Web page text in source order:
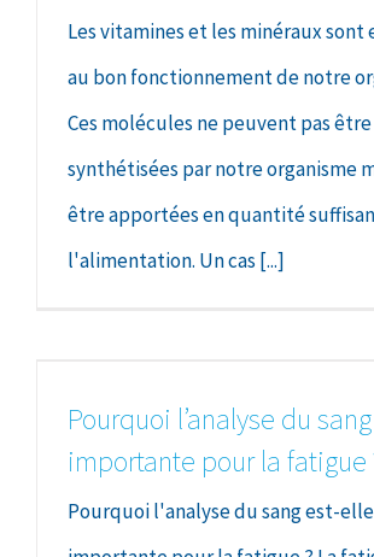
Les vitamines et les minéraux sont
au bon fonctionnement de notre
Ces molécules ne peuvent pas être
synthétisées par notre organisme
être apportées en quantité
l'alimentation. Un cas [...]
Pourquoi l’analyse du
importante pour la fatigue
Pourquoi l'analyse du sang est-elle